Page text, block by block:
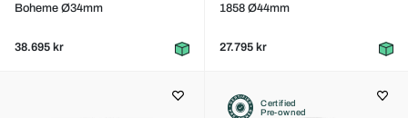
Boheme Ø34mm
38.695 kr
1858 Ø44mm
27.795 kr
Certified
Pre-owned